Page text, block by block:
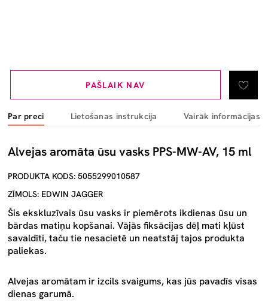
PAŠLAIK NAV
Par preci Lietošanas instrukcija Vairāk informācijas
Alvejas aromāta ūsu vasks PPS-MW-AV, 15 ml
PRODUKTA KODS: 5055299010587
ZĪMOLS: EDWIN JAGGER
Šis ekskluzīvais ūsu vasks ir piemērots ikdienas ūsu un
bārdas matiņu kopšanai. Vājās fiksācijas dēļ mati kļūst
savaldīti, taču tie nesacietē un neatstāj tajos produkta
paliekas.
Alvejas aromātam ir izcils svaigums, kas jūs pavadīs visas
dienas garumā.